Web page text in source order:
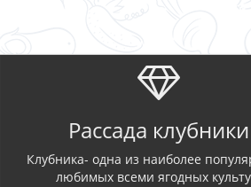
Рассада клубники
Клубника- одна из наиболее
любимых всеми ягодных